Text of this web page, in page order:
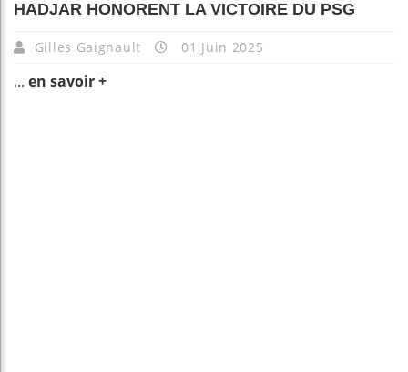
HADJAR HONORENT LA VICTOIRE DU PSG
Gilles Gaignault 01 Juin 2025
... en savoir +